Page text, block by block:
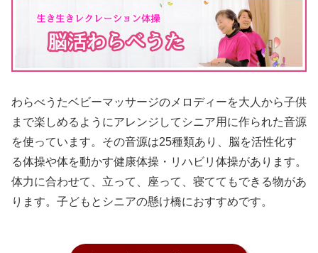
わらべうたベビーマッサージのメロディーを大人から子供
まで楽しめるようにアレンジしてシニア用に作られた音源
を使っています。その音源は25種類あり、脳を活性化す
る体操や体を動かす健康体操・リハビリ体操があります。
体力に合わせて、立って、座って、寝ててもできる物があ
ります。子どもとシニアの懸け橋におすすめです。